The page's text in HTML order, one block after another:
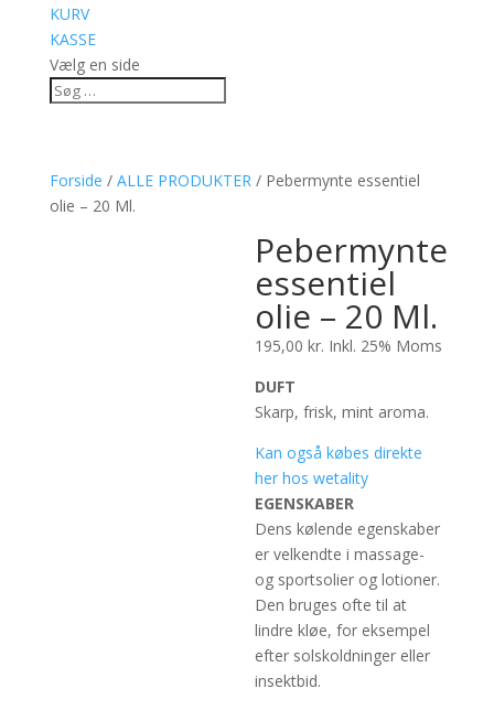
KURV
KASSE
Vælg en side
Forside / ALLE PRODUKTER/ Pebermynte essentiel
olie – 20 Ml.
Pebermynte
essentiel
olie – 20 Ml.
195,00kr. Inkl. 25% Moms
DUFT
Skarp, frisk, mint aroma.
Kan også købes direkte
her hos wetality
EGENSKABER
Dens kølende egenskaber
er velkendte i massage-
og sportsolier og lotioner.
Den bruges ofte til at
lindre kløe, for eksempel
efter solskoldninger eller
insektbid.